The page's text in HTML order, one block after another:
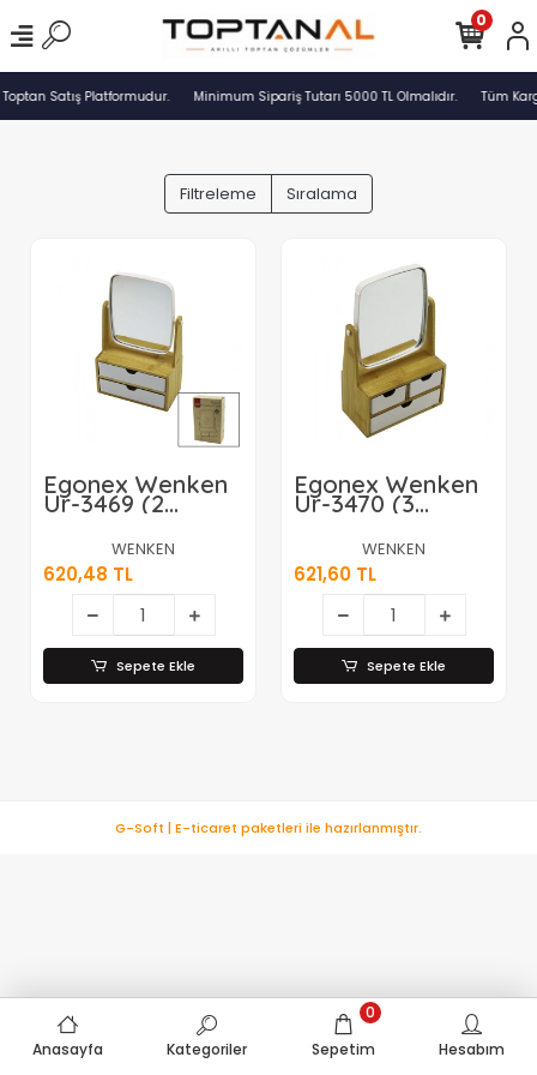
Satış Platformudur. Minimum Sipariş Tutarı 5000 TL Olmalıdır. Tüm
0
Filtreleme Sıralama
Egonex Wenken
Ur-3469 (2
Çekmeceli)
(bambu Ahşap
Standlı=9x9.9x17.8x21.5cm)
(makyaj
Aynası=15x18cm)
(takılık 1+1)
Organizer*12
WENKEN
620,48 TL
Sepete Ekle
Egonex Wenken
Ur-3470 (3
Çekmeceli)
(bambu Ahşap
(makyaj
Aynası=15x18cm)
(takılık 2+1)
Organizer*12
WENKEN
621,60 TL
Sepete Ekle
Anasayfa Kategoriler Sepetim
0
Hesabım
G-Soft | E-ticaret paketleri ile hazırlanmıştır.